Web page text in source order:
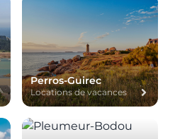
Perros-Guirec
Locations de vacances